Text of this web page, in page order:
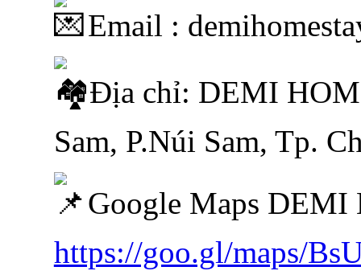
Email :
Địa chỉ: DEMI
Sam, P.Núi Sam, Tp.
Google Maps DEMI
https://goo.gl/maps/